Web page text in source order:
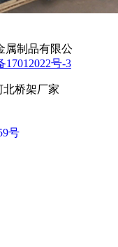
属制品有限公
17012022号-3
北桥架厂家
号